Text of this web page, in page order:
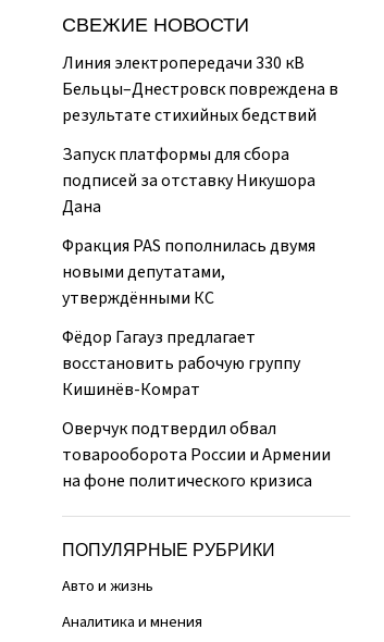
СВЕЖИЕ НОВОСТИ
Линия электропередачи 330 кВ
Бельцы–Днестровск повреждена в
результате стихийных бедствий
Запуск платформы для сбора
подписей за отставку Никушора
Дана
Фракция PAS пополнилась двумя
новыми депутатами,
утверждёнными КС
Фёдор Гагауз предлагает
восстановить рабочую группу
Кишинёв-Комрат
Оверчук подтвердил обвал
товарооборота России и Армении
на фоне политического кризиса
ПОПУЛЯРНЫЕ РУБРИКИ
Авто и жизнь
Аналитика и мнения